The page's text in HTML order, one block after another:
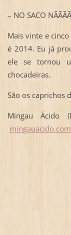
– NO SACO
Mais vinte e
é 2014. Eu já
ele se tornou
chocadeiras.
São os caprichos
Mingau Ácido